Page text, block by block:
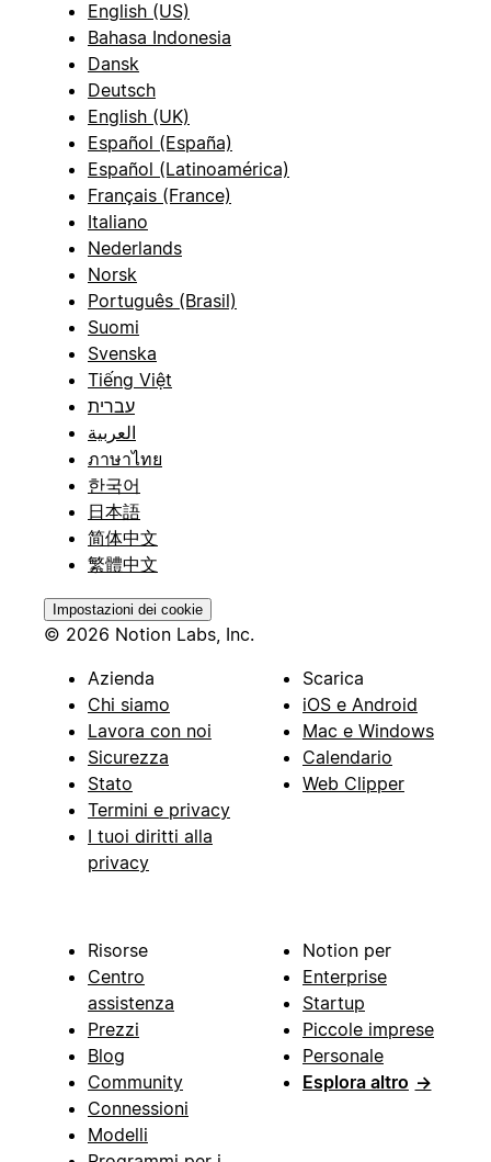
English (US)
Bahasa Indonesia
Dansk
Deutsch
English (UK)
Español (España)
Español (Latinoamérica)
Français (France)
Italiano
Nederlands
Norsk
Português (Brasil)
Suomi
Svenska
Tiếng Việt
עברית
العربية
ภาษาไทย
한국어
日本語
简体中文
繁體中文
Impostazioni dei cookie
© 2026 Notion Labs, Inc.
Azienda
Chi siamo
Lavora con noi
Sicurezza
Stato
Termini e privacy
I tuoi diritti alla
privacy
Scarica
iOS e Android
Mac e Windows
Calendario
Web Clipper
Risorse
Centro
assistenza
Prezzi
Blog
Community
Connessioni
Modelli
Notion per
Enterprise
Startup
Piccole imprese
Personale
Esplora altro →